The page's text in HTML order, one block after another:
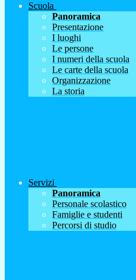
Scuola
Panoramica
Presentazione
I luoghi
Le persone
I numeri della scuola
Le carte della scuola
Organizzazione
La storia
Servizi
Panoramica
Personale scolastico
Famiglie e studenti
Percorsi di studio